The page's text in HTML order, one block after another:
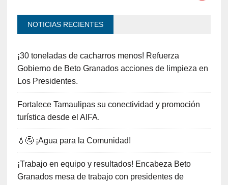
NOTICIAS RECIENTES
¡30 toneladas de cacharros menos! Refuerza
Gobierno de Beto Granados acciones de limpieza en
Los Presidentes.
Fortalece Tamaulipas su conectividad y promoción
turística desde el AIFA.
💧🚰 ¡Agua para la Comunidad!
¡Trabajo en equipo y resultados! Encabeza Beto
Granados mesa de trabajo con presidentes de